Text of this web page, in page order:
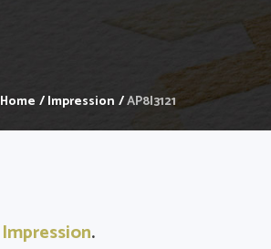
Home /Impression /AP8I3121
Impression.